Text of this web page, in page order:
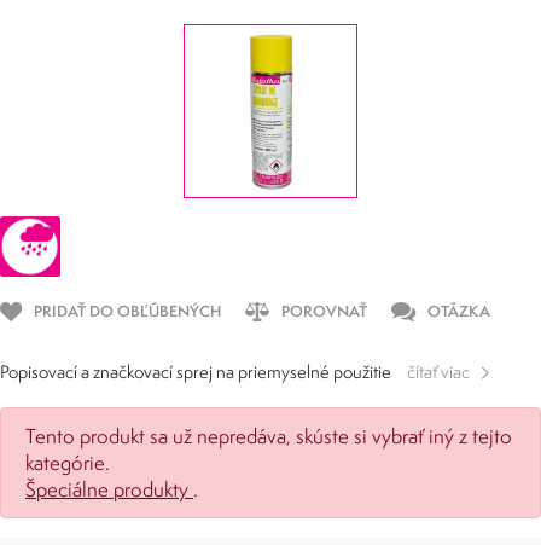
PRIDAŤ DO OBĽÚBENÝCH POROVNAŤ OTÁZKA
Popisovací a značkovací sprej na priemyselné použitie čítať viac
Tento produkt sa už nepredáva, skúste si vybrať iný z tejto
kategórie.
Špeciálne produkty .